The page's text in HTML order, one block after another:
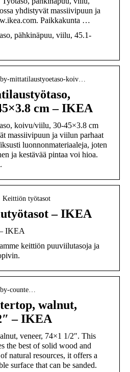
yhdistyvät massiivipuun ja
Paikkakunta …
pähkinäpuu, viilu, 45.1-
mittatilaustyoetaso-koiv…
cm – IKEA
koivu/viilu, 30-45×3.8 cm
massiivipuun ja viilun parhaat
luonnonmateriaaleja, joten
ja kestävää pintaa voi hioa.
työtasot
– IKEA
IKEA
keittiön puuviilutasoja ja
counte…
walnut,
– IKEA
veneer, 74×1 1/2″. This
the best of solid wood and
natural resources, it offers a
surface that can be sanded.